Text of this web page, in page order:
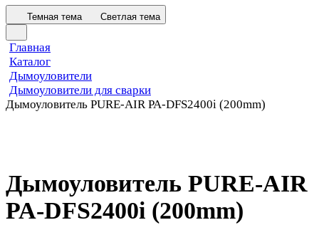
Темная тема Светлая тема
Главная
Каталог
Дымоуловители
Дымоуловители для сварки
Дымоуловитель PURE-AIR PA-DFS2400i (200mm)
Дымоуловитель PURE-AIR
PA-DFS2400i (200mm)